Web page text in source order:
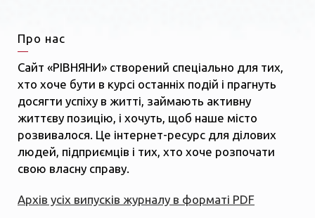
Про нас
Сайт «РІВНЯНИ» створений спеціально для тих,
хто хоче бути в курсі останніх подій і прагнуть
досягти успіху в житті, займають активну
життєву позицію, і хочуть, щоб наше місто
розвивалося. Це інтернет-ресурс для ділових
людей, підприємців і тих, хто хоче розпочати
свою власну справу.
Архів усіх випусків журналу в форматі PDF